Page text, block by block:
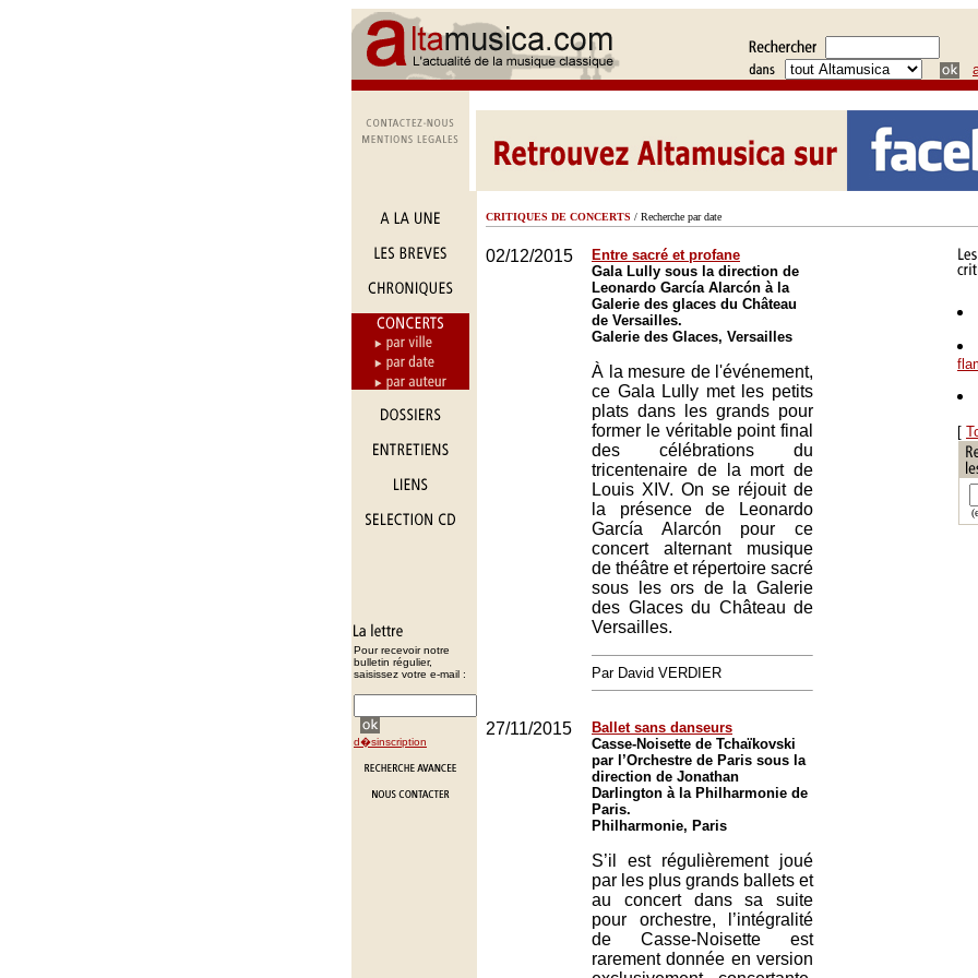
Pour recevoir notre
bulletin régulier,
saisissez votre e-mail :
d�sinscription
CRITIQUES DE CONCERTS / Recherche par date
02/12/2015
Entre sacré et profane
Gala Lully sous la direction de
Leonardo García Alarcón à la
Galerie des glaces du Château
de Versailles.
Galerie des Glaces, Versailles
À la mesure de l'événement,
ce Gala Lully met les petits
plats dans les grands pour
former le véritable point final
des célébrations du
tricentenaire de la mort de
Louis XIV. On se réjouit de
la présence de Leonardo
García Alarcón pour ce
concert alternant musique
de théâtre et répertoire sacré
sous les ors de la Galerie
des Glaces du Château de
Versailles.
Par David VERDIER
27/11/2015
Ballet sans danseurs
Casse-Noisette de Tchaïkovski
par l’Orchestre de Paris sous la
direction de Jonathan
Darlington à la Philharmonie de
Paris.
Philharmonie, Paris
S’il est régulièrement joué
par les plus grands ballets et
au concert dans sa suite
pour orchestre, l’intégralité
de Casse-Noisette est
rarement donnée en version
[